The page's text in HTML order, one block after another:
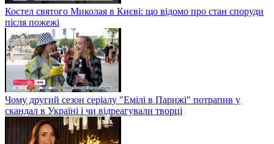
Костел святого Миколая в Києві: що відомо про стан споруди
після пожежі
Чому другий сезон серіалу "Емілі в Парижі" потрапив у
скандал в Україні і чи відреагували творці